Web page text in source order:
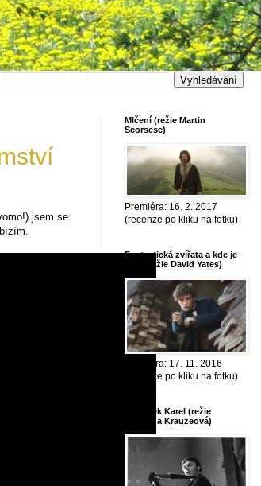
jsem se
Mlčení (režie Martin
Scorsese)
Premiéra: 16. 2. 2017
(recenze po kliku na fotku)
Fantastická zvířata a kde je
najít (režie David Yates)
Premiéra: 17. 11. 2016
(recenze po kliku na fotku)
Bratříček Karel (režie
Krystyna Krauzeová)